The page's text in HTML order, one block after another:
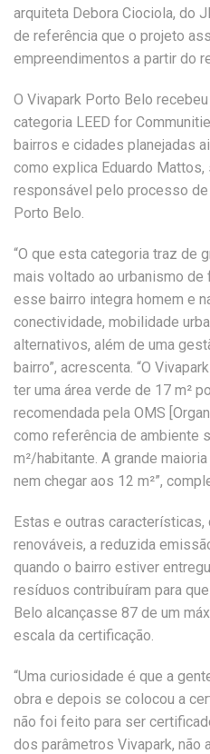
arquiteta Debora Ciociola, do
de referência que o projeto
empreendimentos a partir do
O Vivapark Porto Belo
categoria LEED for
bairros e cidades planejadas
como explica Eduardo
responsável pelo processo
Porto Belo.
“O que esta categoria traz de
mais voltado ao urbanismo
esse bairro integra homem e
conectividade, mobilidade
alternativos, além de uma
bairro”, acrescenta. “O
ter uma área verde de 17 m²
recomendada pela OMS
como referência de ambiente
m²/habitante. A grande
nem chegar aos 12 m²”,
Estas e outras
renováveis, a reduzida
quando o bairro estiver
resíduos contribuíram para
Belo alcançasse 87 de um
escala da certificação.
“Uma curiosidade é que a
obra e depois se colocou a
não foi feito para ser
dos parâmetros Vivapark, não